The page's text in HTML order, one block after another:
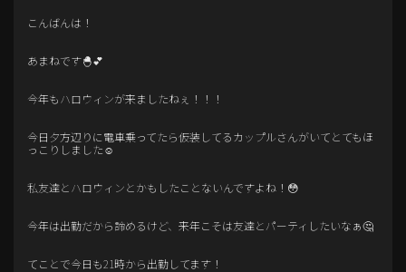
こんばんは！
あまねです🐣💕
今年もハロウィンが来ましたねぇ！！！
今日夕方辺りに電車乗ってたら仮装してるカップルさんがいてとてもほ
っこりしました☺️
私友達とハロウィンとかもしたことないんですよね！😳
今年は出勤だから諦めるけど、来年こそは友達とパーティしたいなぁ🤔
てことで今日も21時から出勤してます！